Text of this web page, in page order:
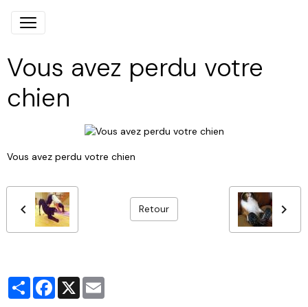
Vous avez perdu votre
chien
Vous avez perdu votre chien
Retour
PartagerFacebook
X